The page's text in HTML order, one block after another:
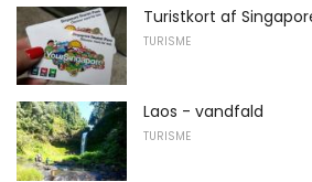
Turistkort af
TURISME
Laos - vandfald
TURISME